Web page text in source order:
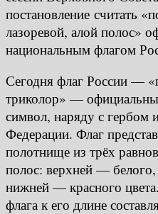
постановление считать
лазоревой, алой полос»
национальным флагом
Сегодня флаг России —
триколор» —
символ, наряду с гербом
Федерации. Флаг
полотнище из трёх
полос: верхней —
нижней — красного
флага к его длине